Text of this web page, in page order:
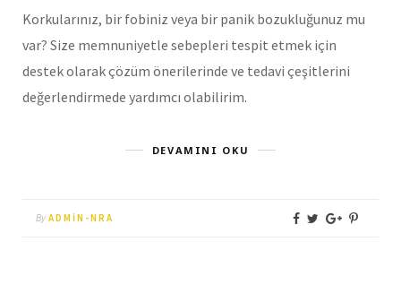
Korkularınız, bir fobiniz veya bir panik bozukluğunuz mu
var? Size memnuniyetle sebepleri tespit etmek için
destek olarak çözüm önerilerinde ve tedavi çeşitlerini
değerlendirmede yardımcı olabilirim.
DEVAMINI OKU
By ADMIN-NRA